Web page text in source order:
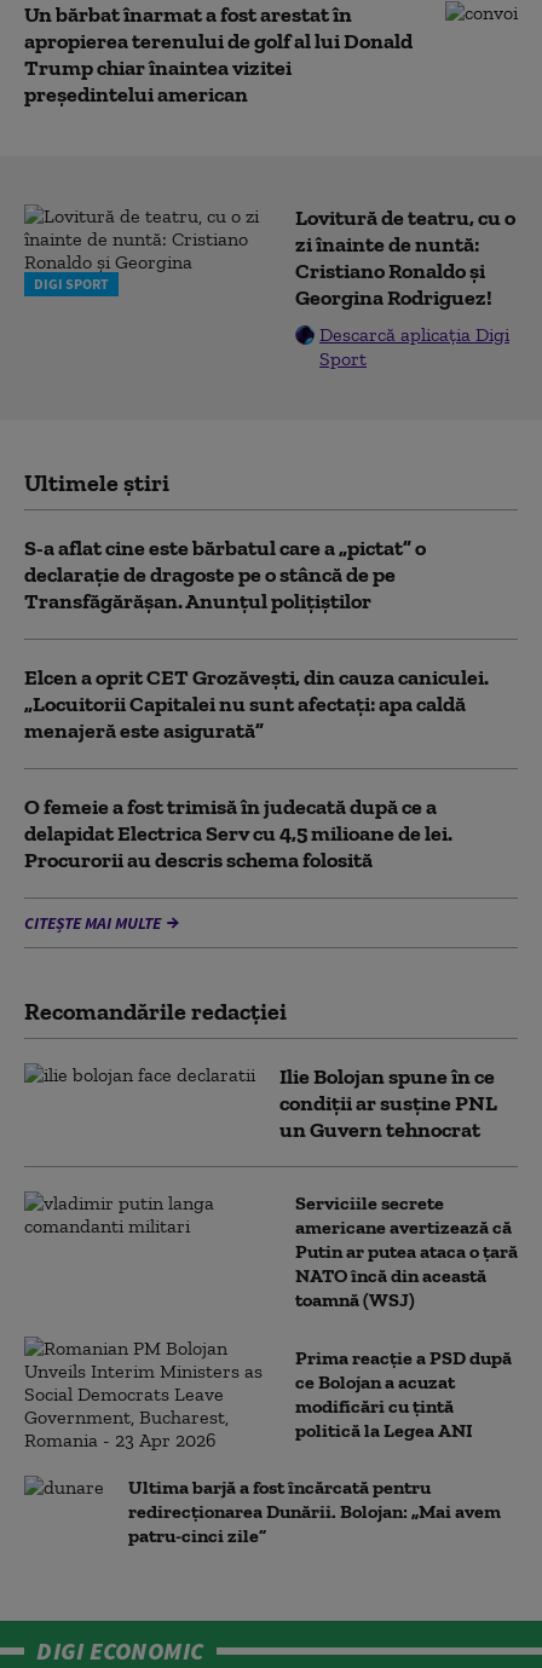
Un bărbat înarmat a fost arestat în
apropierea terenului de golf al lui Donald
Trump chiar înaintea vizitei
președintelui american
DIGI SPORT
Lovitură de teatru, cu o
zi înainte de nuntă:
Cristiano Ronaldo și
Georgina Rodriguez!
Descarcă aplicația Digi
Sport
Ultimele știri
S-a aflat cine este bărbatul care a „pictat” o
declarație de dragoste pe o stâncă de pe
Transfăgărășan. Anunțul polițiștilor
Elcen a oprit CET Grozăveşti, din cauza caniculei.
„Locuitorii Capitalei nu sunt afectați: apa caldă
menajeră este asigurată”
O femeie a fost trimisă în judecată după ce a
delapidat Electrica Serv cu 4,5 milioane de lei.
Procurorii au descris schema folosită
CITEȘTE MAI MULTE
Recomandările redacţiei
Ilie Bolojan spune în ce
condiții ar susține PNL
un Guvern tehnocrat
Serviciile secrete
americane avertizează că
Putin ar putea ataca o țară
NATO încă din această
toamnă (WSJ)
Prima reacție a PSD după
ce Bolojan a acuzat
modificări cu țintă
politică la Legea ANI
Ultima barjă a fost încărcată pentru
redirecționarea Dunării. Bolojan: „Mai avem
patru-cinci zile”
DIGI ECONOMIC